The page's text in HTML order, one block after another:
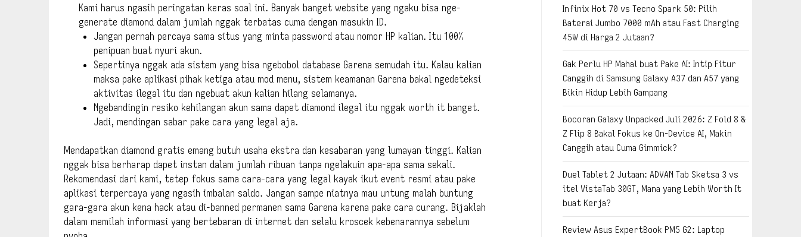
Kami harus ngasih peringatan keras soal ini. Banyak banget website yang ngaku bisa nge-
generate diamond dalam jumlah nggak terbatas cuma dengan masukin ID.
Jangan pernah percaya sama situs yang minta password atau nomor HP kalian. Itu 100%
penipuan buat nyuri akun.
Sepertinya nggak ada sistem yang bisa ngebobol database Garena semudah itu. Kalau kalian
maksa pake aplikasi pihak ketiga atau mod menu, sistem keamanan Garena bakal ngedeteksi
aktivitas ilegal itu dan ngebuat akun kalian hilang selamanya.
Ngebandingin resiko kehilangan akun sama dapet diamond ilegal itu nggak worth it banget.
Jadi, mendingan sabar pake cara yang legal aja.
Mendapatkan diamond gratis emang butuh usaha ekstra dan kesabaran yang lumayan tinggi. Kalian
nggak bisa berharap dapet instan dalam jumlah ribuan tanpa ngelakuin apa-apa sama sekali.
Rekomendasi dari kami, tetep fokus sama cara-cara yang legal kayak ikut event resmi atau pake
aplikasi terpercaya yang ngasih imbalan saldo. Jangan sampe niatnya mau untung malah buntung
gara-gara akun kena hack atau di-banned permanen sama Garena karena pake cara curang. Bijaklah
dalam memilah informasi yang bertebaran di internet dan selalu kroscek kebenarannya sebelum
Infinix Hot 70 vs Tecno Spark 50: Pilih
Baterai Jumbo 7000 mAh atau Fast Charging
45W di Harga 2 Jutaan?
Gak Perlu HP Mahal buat Pake AI: Intip Fitur
Canggih di Samsung Galaxy A37 dan A57 yang
Bikin Hidup Lebih Gampang
Bocoran Galaxy Unpacked Juli 2026: Z Fold 8 &
Z Flip 8 Bakal Fokus ke On-Device AI, Makin
Canggih atau Cuma Gimmick?
Duel Tablet 2 Jutaan: ADVAN Tab Sketsa 3 vs
itel VistaTab 30GT, Mana yang Lebih Worth It
buat Kerja?
Review Asus ExpertBook PM5 G2: Laptop